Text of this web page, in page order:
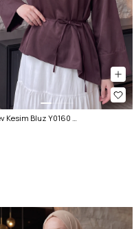
Verev Kesim Bluz Y0160 - MÜRDÜM